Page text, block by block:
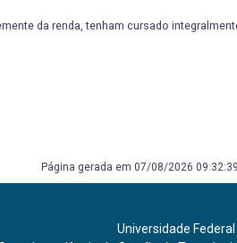
da renda, tenham cursado
Página gerada em 07/08/2026
Universidade